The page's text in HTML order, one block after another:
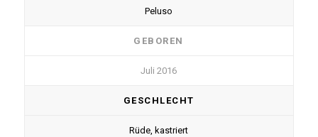
Peluso
GEBOREN
Juli 2016
GESCHLECHT
Rüde, kastriert